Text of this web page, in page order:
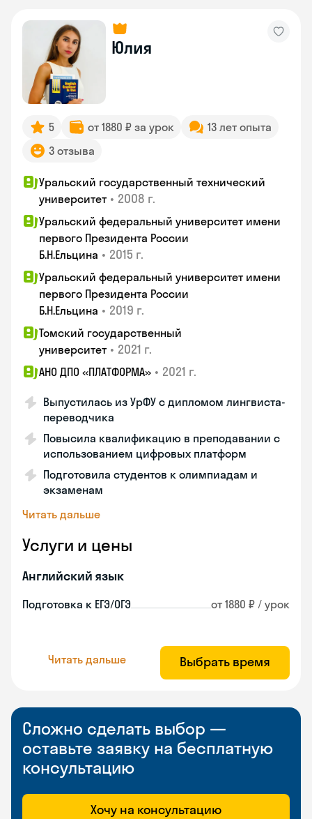
Юлия
5 от 1880 ₽ за урок
13 лет опыта
3 отзыва
Уральский государственный технический
университет • 2008 г.
Уральский федеральный университет имени
первого Президента России
Б.Н.Ельцина • 2015 г.
Уральский федеральный университет имени
первого Президента России
Б.Н.Ельцина • 2019 г.
Томский государственный
университет • 2021 г.
АНО ДПО «ПЛАТФОРМА» • 2021 г.
Выпустилась из УрФУ с дипломом лингвиста-
переводчика
Повысила квалификацию в преподавании с
использованием цифровых платформ
Подготовила студентов к олимпиадам и
экзаменам
Читать дальше
Услуги и цены
Английский язык
Подготовка к ЕГЭ/ОГЭ от 1880 ₽ / урок
Читать дальше Выбрать время
Сложно сделать выбор —
оставьте заявку на бесплатную
консультацию
Хочу на консультацию